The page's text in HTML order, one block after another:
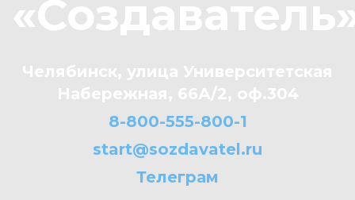
Челябинск, улица Университетская
Набережная, 66А/2, оф.304
8-800-555-800-1
start@sozdavatel.ru
Телеграм